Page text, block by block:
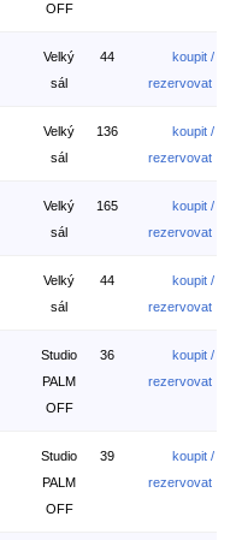
OFF
Velký
sál
44
koupit /
rezervovat
Velký
sál
136
koupit /
rezervovat
Velký
sál
165
koupit /
rezervovat
Velký
sál
44
koupit /
rezervovat
Studio
PALM
OFF
36
koupit /
rezervovat
Studio
PALM
OFF
39
koupit /
rezervovat